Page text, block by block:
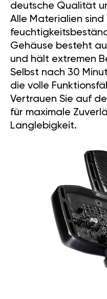
deutsche Qualität
Alle Materialien
Gehäuse besteht
und hält extremen
Selbst nach 30
die volle
Vertrauen Sie auf
für maximale
Langlebigkeit.